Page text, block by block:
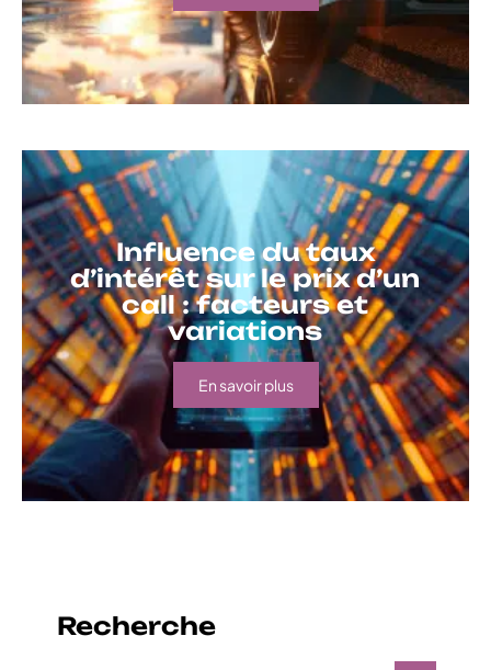
Influence du taux
d’intérêt sur le prix d’un
call : facteurs et
variations
En savoir plus
Recherche